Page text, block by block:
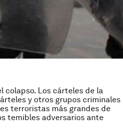
colapso. Los cárteles de la
y otros grupos criminales
terroristas más grandes de
temibles adversarios ante